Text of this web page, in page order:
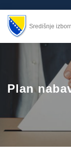
Središnje
Plan